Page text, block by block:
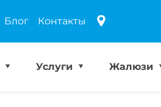
Блог Контакты
Услуги Жалюзи